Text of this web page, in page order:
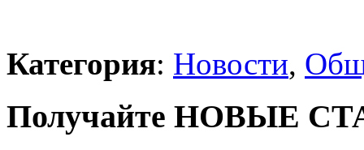
Категория: Новости,
Получайте НОВЫЕ